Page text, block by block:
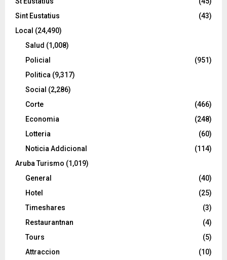
Sint Eustatius
(43)
Local (24,490)
Salud (1,008)
Policial
(951)
Politica (9,317)
Social (2,286)
Corte
(466)
Economia
(248)
Lotteria
(60)
Noticia Addicional
(114)
Aruba Turismo (1,019)
General
(40)
Hotel
(25)
Timeshares
(3)
Restaurantnan
(4)
Tours
(5)
Attraccion
(10)